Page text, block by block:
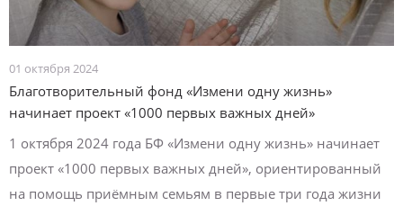
01 октября 2024
Благотворительный фонд «Измени одну жизнь»
начинает проект «1000 первых важных дней»
1 октября 2024 года БФ «Измени одну жизнь» начинает
проект «1000 первых важных дней», ориентированный
на помощь приёмным семьям в первые три года жизни